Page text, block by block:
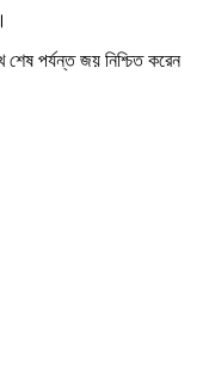
পর্যন্ত জয় নিশ্চিত করেন